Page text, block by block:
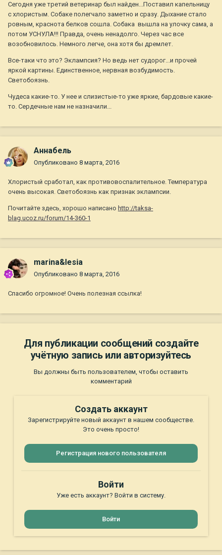
Сегодня уже третий ветеринар был найден...Поставил капельницу
с хлористым. Собаке полегчало заметно и сразу. Дыхание стало
ровным, краснота белков сошла. Собака вышла на улочку сама, а
потом УСНУЛА!!! Правда, очень ненадолго. Через час все
возобновилось. Немного легче, она хотя бы дремлет.
Все-таки что это? Эклампсия? Но ведь нет судорог...и прочей
яркой картины. Единственное, нервная возбудимость.
Светобоязнь.
Чудеса какие-то. У нее и слизистые-то уже яркие, бардовые какие-
то. Сердечные нам не назначили...
Aннaбель
Опубликовано 8 марта, 2016
Хлористый сработал, как противовоспалительное. Температура
очень высокая. Светобоязнь как признак эклампсии.
Почитайте здесь, хорошо написано http://taksa-
blag.ucoz.ru/forum/14-360-1
marina&lesia
Опубликовано 8 марта, 2016
Спасибо огромное! Очень полезная ссылка!
Для публикации сообщений создайте
учётную запись или авторизуйтесь
Вы должны быть пользователем, чтобы оставить
комментарий
Создать аккаунт
Зарегистрируйте новый аккаунт в нашем сообществе.
Это очень просто!
Регистрация нового пользователя
Войти
Уже есть аккаунт? Войти в систему.
Войти